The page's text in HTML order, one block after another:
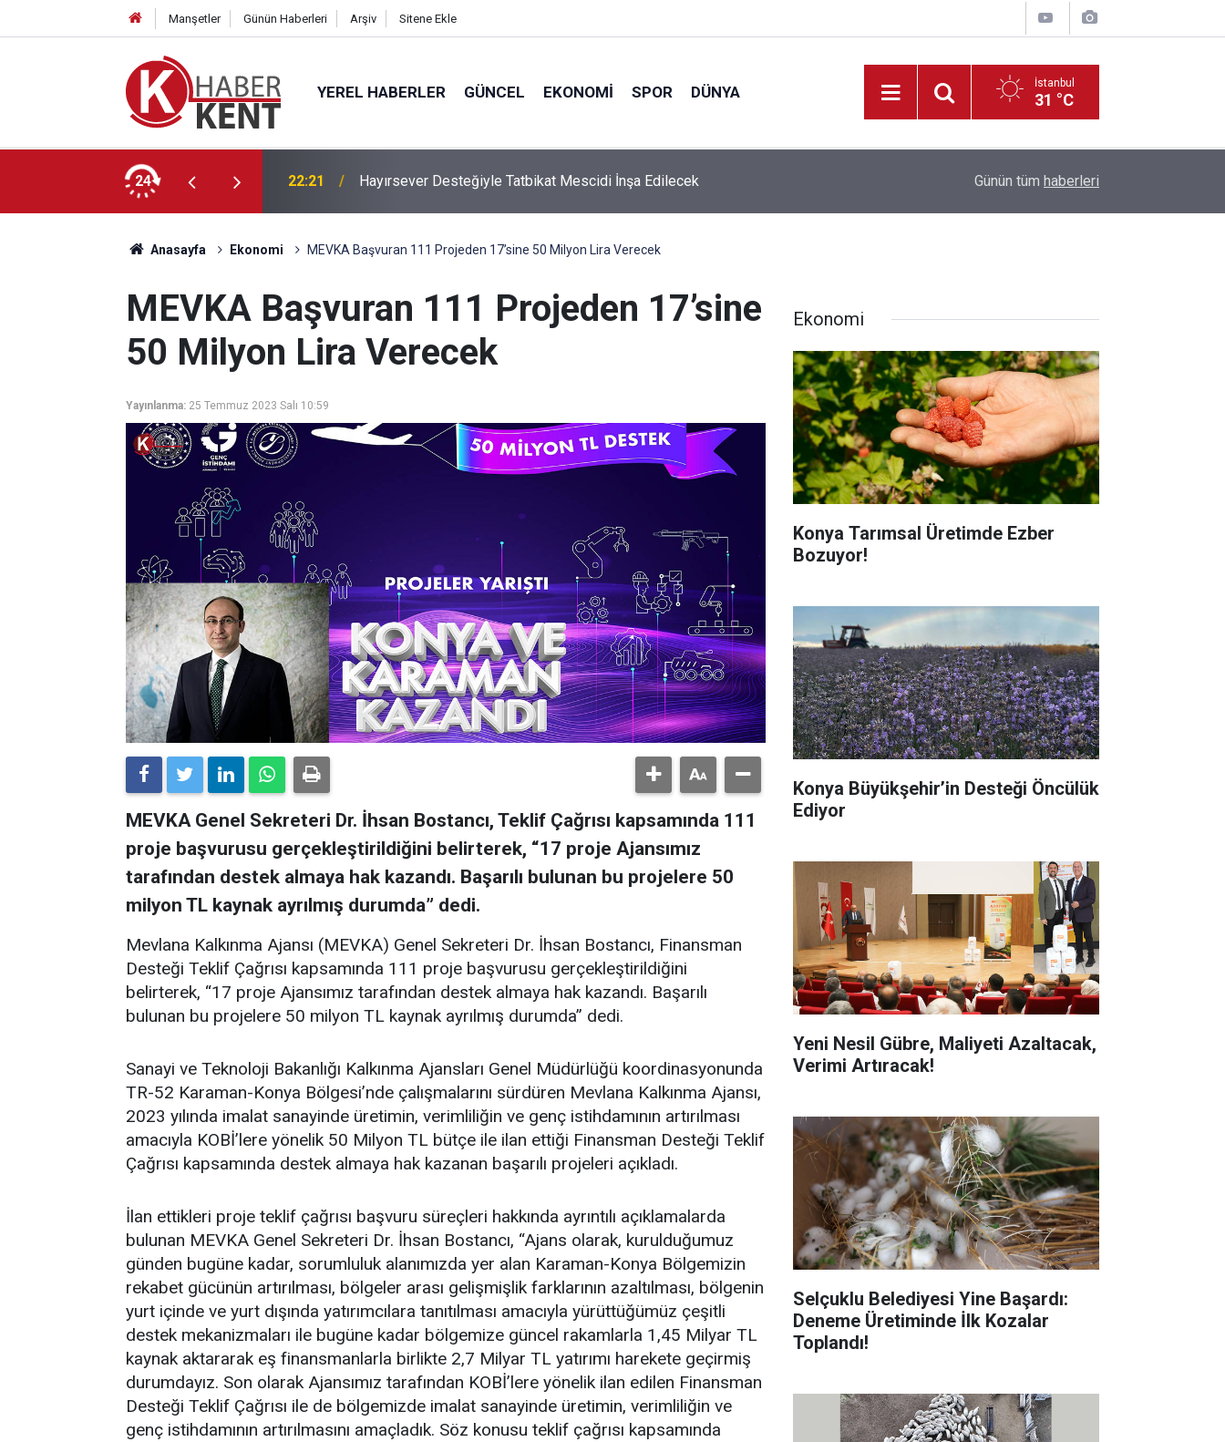
Manşetler Günün Haberleri Arşiv Sitene Ekle
YEREL HABERLER GÜNCEL EKONOMI SPOR DÜNYA İstanbul
31 °C
24 22:21 Hayırsever Desteğiyle Tatbikat Mescidi İnşa Edilecek Müdür Yiğit’ten, Tadilatı Devam Eden Okullara
Günün tüm haberleri
Anasayfa Ekonomi MEVKA Başvuran 111 Projeden 17’sine 50 Milyon Lira Verecek
MEVKA Başvuran 111 Projeden 17’sine
50 Milyon Lira Verecek
Yayınlanma: 25 Temmuz 2023 Salı 10:59
MEVKA Genel Sekreteri Dr. İhsan Bostancı, Teklif Çağrısı kapsamında 111
proje başvurusu gerçekleştirildiğini belirterek, “17 proje Ajansımız
tarafından destek almaya hak kazandı. Başarılı bulunan bu projelere 50
milyon TL kaynak ayrılmış durumda” dedi.
Mevlana Kalkınma Ajansı (MEVKA) Genel Sekreteri Dr. İhsan Bostancı, Finansman
Desteği Teklif Çağrısı kapsamında 111 proje başvurusu gerçekleştirildiğini
belirterek, “17 proje Ajansımız tarafından destek almaya hak kazandı. Başarılı
bulunan bu projelere 50 milyon TL kaynak ayrılmış durumda” dedi.
Sanayi ve Teknoloji Bakanlığı Kalkınma Ajansları Genel Müdürlüğü koordinasyonunda
TR-52 Karaman-Konya Bölgesi’nde çalışmalarını sürdüren Mevlana Kalkınma Ajansı,
2023 yılında imalat sanayinde üretimin, verimliliğin ve genç istihdamının artırılması
amacıyla KOBİ’lere yönelik 50 Milyon TL bütçe ile ilan ettiği Finansman Desteği Teklif
Çağrısı kapsamında destek almaya hak kazanan başarılı projeleri açıkladı.
İlan ettikleri proje teklif çağrısı başvuru süreçleri hakkında ayrıntılı açıklamalarda
bulunan MEVKA Genel Sekreteri Dr. İhsan Bostancı, “Ajans olarak, kurulduğumuz
günden bugüne kadar, sorumluluk alanımızda yer alan Karaman-Konya Bölgemizin
rekabet gücünün artırılması, bölgeler arası gelişmişlik farklarının azaltılması, bölgenin
yurt içinde ve yurt dışında yatırımcılara tanıtılması amacıyla yürüttüğümüz çeşitli
destek mekanizmaları ile bugüne kadar bölgemize güncel rakamlarla 1,45 Milyar TL
kaynak aktararak eş finansmanlarla birlikte 2,7 Milyar TL yatırımı harekete geçirmiş
durumdayız. Son olarak Ajansımız tarafından KOBİ’lere yönelik ilan edilen Finansman
Desteği Teklif Çağrısı ile de bölgemizde imalat sanayinde üretimin, verimliliğin ve
genç istihdamının artırılmasını amaçladık. Söz konusu teklif çağrısı kapsamında
Ekonomi
Konya Tarımsal Üretimde Ezber
Bozuyor!
Konya Büyükşehir’in Desteği Öncülük
Ediyor
Yeni Nesil Gübre, Maliyeti Azaltacak,
Verimi Artıracak!
Selçuklu Belediyesi Yine Başardı:
Deneme Üretiminde İlk Kozalar
Toplandı!